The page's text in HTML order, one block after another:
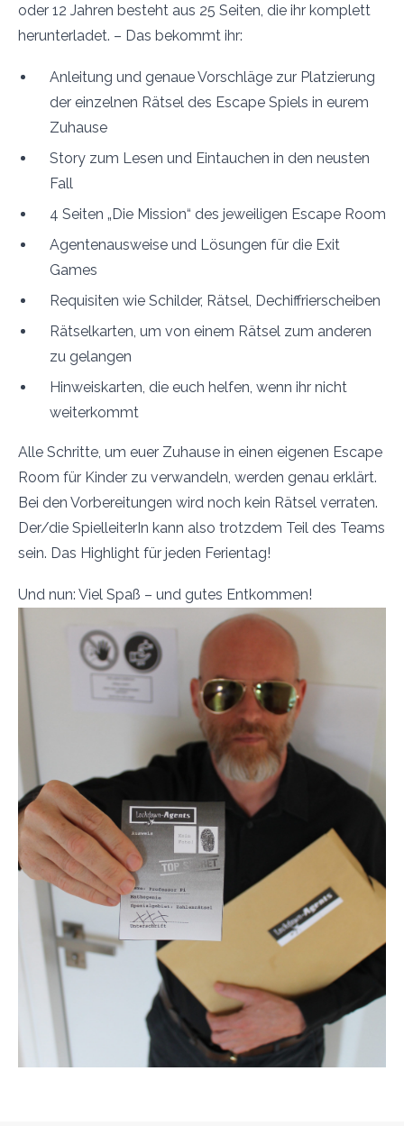
oder 12 Jahren besteht aus 25 Seiten, die ihr komplett
herunterladet. – Das bekommt ihr:
Anleitung und genaue Vorschläge zur Platzierung
der einzelnen Rätsel des Escape Spiels in eurem
Zuhause
Story zum Lesen und Eintauchen in den neusten
Fall
4 Seiten „Die Mission“ des jeweiligen Escape Room
Agentenausweise und Lösungen für die Exit
Games
Requisiten wie Schilder, Rätsel, Dechiffrierscheiben
Rätselkarten, um von einem Rätsel zum anderen
zu gelangen
Hinweiskarten, die euch helfen, wenn ihr nicht
weiterkommt
Alle Schritte, um euer Zuhause in einen eigenen Escape
Room für Kinder zu verwandeln, werden genau erklärt.
Bei den Vorbereitungen wird noch kein Rätsel verraten.
Der/die SpielleiterIn kann also trotzdem Teil des Teams
sein. Das Highlight für jeden Ferientag!
Und nun: Viel Spaß – und gutes Entkommen!